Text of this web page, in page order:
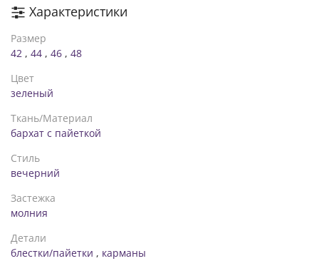
вашего монитора, оттенок изделия может немного
изделии может меняться
Характеристики
Размер
42 , 44 , 46 , 48
Цвет
зеленый
Ткань/Материал
бархат с пайеткой
Стиль
вечерний
Застежка
молния
Детали
блестки/пайетки , карманы